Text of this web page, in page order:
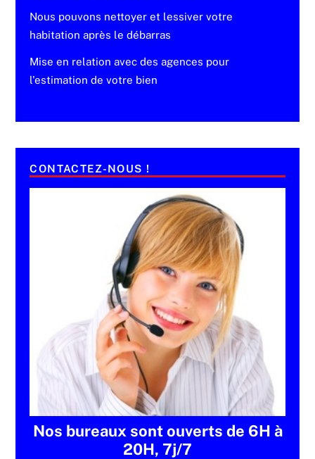
Nous pouvons nettoyer et lessiver votre
habitation après le débarras
Mise en relation avec des agences pour
l'estimation de votre bien
CONTACTEZ-NOUS !
Nos bureaux sont ouverts de 6H à
20H, 7j/7